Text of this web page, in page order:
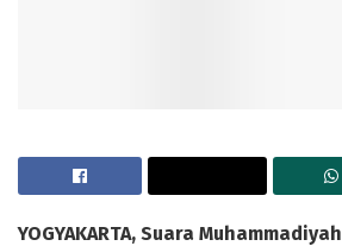
YOGYAKARTA, Suara Muhammadiyah